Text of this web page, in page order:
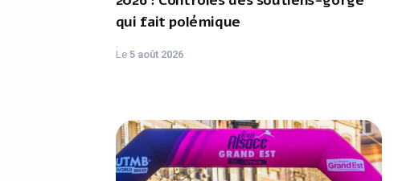
qui fait polémique
Le 5 août 2026